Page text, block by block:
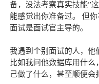
备，没法考察真实技能”
能感觉出你准备过。 但
面试是面试官主导的。
我遇到个别面试的人，他
比如我问他数据库用什
己做了什么，甚至顺便会